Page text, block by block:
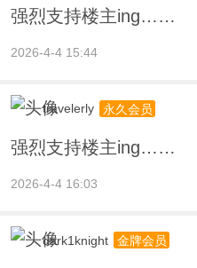
强烈支持楼主ing……
2026-4-4 15:44
travelerly 永久会员
强烈支持楼主ing……
2026-4-4 16:03
dark1knight 金牌会员